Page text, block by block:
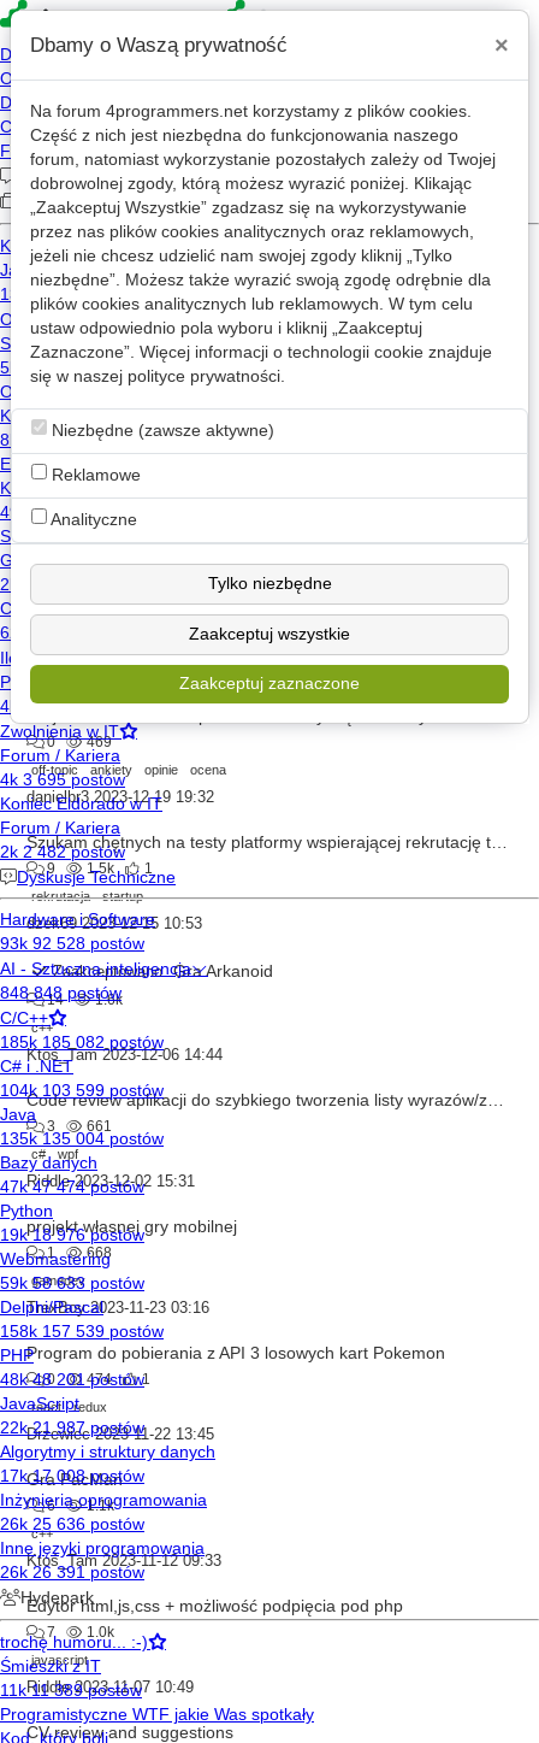
4p » Forum
Oceny i recenzje projektów
« 1 2 7 ... 63 »
Nowy wątek
Ocena biblioteki komponentów Web UI z VirtualDom
4 764
1
javascript
typescript
Riddle
Nowa wersja edytora HTML
html
johnny_Be_good 2023-12-22 09:07
16
3.1k
Paweł Biernacki 2023-12-20 05:11
0
469
off-topic
ankiety opinie ocena
danielbr3 2023-12-19 19:32
9 1.5k
1
rekrutacja
startup
dzek69 2023-12-15 10:53
Zaakceptowano Gra Arkanoid
14
1.6k
c++
Ktoś_Tam 2023-12-06 14:44
3
661
c#
wpf
Riddle 2023-12-02 15:31
projekt własnej gry mobilnej
1
668
gamedev
TrexBoy 2023-11-23 03:16
Program do pobierania z API 3 losowych kart Pokemon
0 474
1
react
redux
Drzewiec 2023-11-22 13:45
Gra PacMan
6
1.1k
c++
Ktoś_Tam 2023-11-12 09:33
Edytor html,js,css + możliwość podpięcia pod php
7
1.0k
javascript
Riddle 2023-11-07 10:49
CV review and suggestions
Dbamy o Waszą prywatność ×
Na forum 4programmers.net korzystamy z plików cookies.
Część z nich jest niezbędna do funkcjonowania naszego
forum, natomiast wykorzystanie pozostałych zależy od Twojej
dobrowolnej zgody, którą możesz wyrazić poniżej. Klikając
„Zaakceptuj Wszystkie” zgadzasz się na wykorzystywanie
przez nas plików cookies analitycznych oraz reklamowych,
jeżeli nie chcesz udzielić nam swojej zgody kliknij „Tylko
niezbędne”. Możesz także wyrazić swoją zgodę odrębnie dla
plików cookies analitycznych lub reklamowych. W tym celu
ustaw odpowiednio pola wyboru i kliknij „Zaakceptuj
Zaznaczone”. Więcej informacji o technologii cookie znajduje
się w naszej polityce prywatności.
Niezbędne (zawsze aktywne)
Reklamowe
Analityczne
Tylko niezbędne
Zaakceptuj wszystkie
Zaakceptuj zaznaczone